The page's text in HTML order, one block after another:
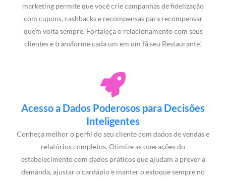
marketing permite que você crie campanhas de fidelização
com cupons, cashbacks e recompensas para recompensar
quem volta sempre. Fortaleça o relacionamento com seus
clientes e transforme cada um em um fã seu Restaurante!
Acesso a Dados Poderosos para Decisões
Inteligentes
Conheça melhor o perfil do seu cliente com dados de vendas e
relatórios completos. Otimize as operações do
estabelecimento com dados práticos que ajudam a prever a
demanda, ajustar o cardápio e manter o estoque sempre no